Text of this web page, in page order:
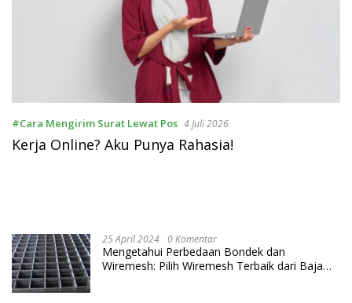
#Cara Mengirim Surat Lewat Pos 4 Juli 2026
Kerja Online? Aku Punya Rahasia!
25 April 2024 0 Komentar
Mengetahui Perbedaan Bondek dan
Wiremesh: Pilih Wiremesh Terbaik dari Baja